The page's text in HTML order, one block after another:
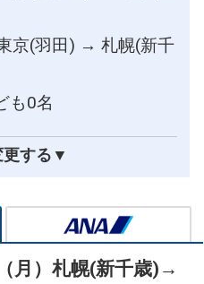
京(羽田) → 札幌(新千
も0名
更する▼
月） 札幌(新千歳) →